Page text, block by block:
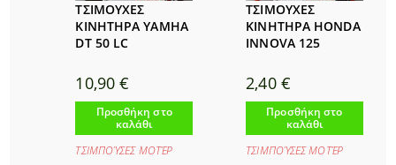
ΤΣΙΜΟΥΧΕΣ
ΚΙΝΗΤΗΡΑ YAMHA
DT 50 LC
10,90€
Προσθήκη στο
καλάθι
ΤΣΙΜΠΟΎΣΕΣ ΜΟΤΈΡ
ΤΣΙΜΟΥΧΕΣ
ΚΙΝΗΤΗΡΑ HONDA
INNOVA 125
2,40 €
Προσθήκη στο
καλάθι
ΤΣΙΜΠΟΎΣΕΣ ΜΟΤΈΡ